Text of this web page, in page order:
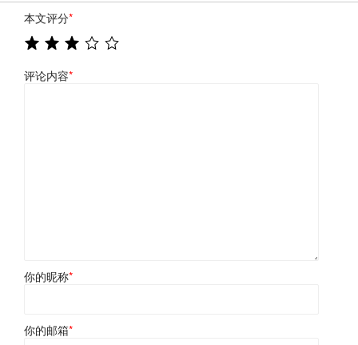
本文评分*
评论内容*
你的昵称*
你的邮箱*